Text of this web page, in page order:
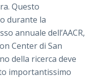
Questo
durante la
annuale dell’AACR,
Center di San
della ricerca deve
importantissimo